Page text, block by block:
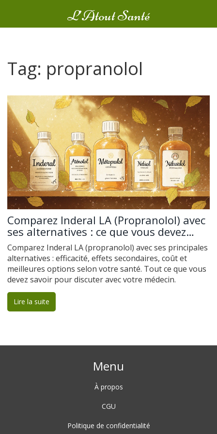
L’Atout Santé
Tag: propranolol
Comparez Inderal LA (Propranolol) avec
ses alternatives : ce que vous devez
savoir
Comparez Inderal LA (propranolol) avec ses principales
alternatives : efficacité, effets secondaires, coût et
meilleures options selon votre santé. Tout ce que vous
devez savoir pour discuter avec votre médecin.
Lire la suite
Menu
À propos
CGU
Politique de confidentialité